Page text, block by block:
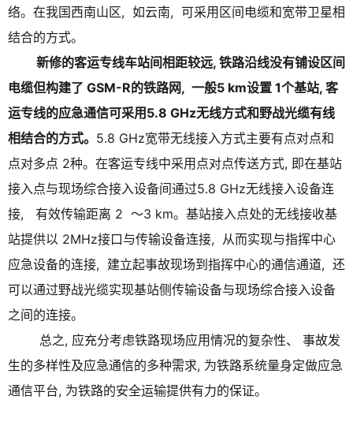
络。在我国西南山区, 如云南, 可采用区间电缆和宽带卫星相
结合的方式。
新修的客运专线车站间相距较远, 铁路沿线没有铺设区间
电缆但构建了 GSM-R的铁路网, 一般5 km设置 1个基站, 客
运专线的应急通信可采用5.8 GHz无线方式和野战光缆有线
相结合的方式。 5.8 GHz宽带无线接入方式主要有点对点和
点对多点 2种。在客运专线中采用点对点传送方式, 即在基站
接入点与现场综合接入设备间通过5.8 GHz无线接入设备连
接, 有效传输距离 2 ～3 km。基站接入点处的无线接收基
站提供以 2MHz接口与传输设备连接, 从而实现与指挥中心
应急设备的连接, 建立起事故现场到指挥中心的通信通道, 还
可以通过野战光缆实现基站侧传输设备与现场综合接入设备
之间的连接。
总之, 应充分考虑铁路现场应用情况的复杂性、 事故发
生的多样性及应急通信的多种需求, 为铁路系统量身定做应急
通信平台, 为铁路的安全运输提供有力的保证。